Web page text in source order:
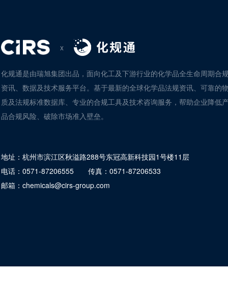
x
化规通是由瑞旭集团出品，面向化工及下游行业的化学品全生命周期合
资讯、数据及技术服务平台。基于最新的全球化学品法规资讯、可靠的
质及法规标准数据库、专业的合规工具及技术咨询服务，帮助企业降低
品合规风险、破除市场准入壁垒。
地址： 杭州市滨江区秋溢路288号东冠高新科技园1号楼11层
电话： 0571-87206555 传真： 0571-87206533
邮箱： chemicals@cirs-group.com